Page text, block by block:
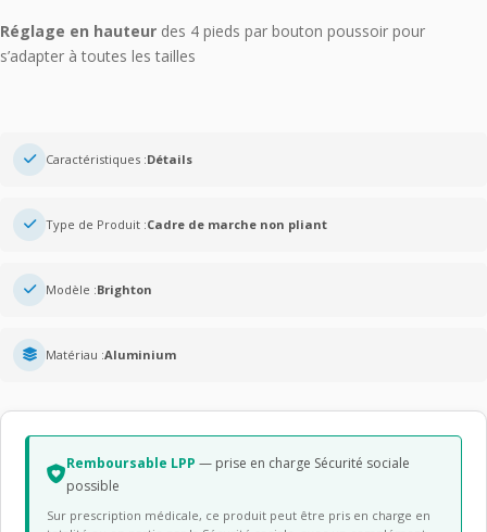
Réglage en hauteur des 4 pieds par bouton poussoir pour
s’adapter à toutes les tailles
Caractéristiques :Détails
Type de Produit :Cadre de marche non pliant
Modèle :Brighton
Matériau :Aluminium
Remboursable LPP — prise en charge Sécurité sociale
possible
Sur prescription médicale, ce produit peut être pris en charge en